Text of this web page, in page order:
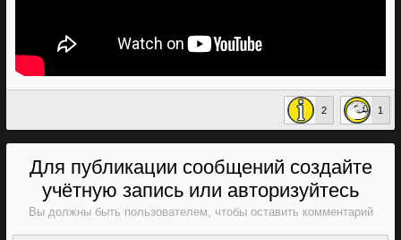
2 1
Для публикации сообщений создайте
учётную запись или авторизуйтесь
Вы должны быть пользователем, чтобы оставить комментарий